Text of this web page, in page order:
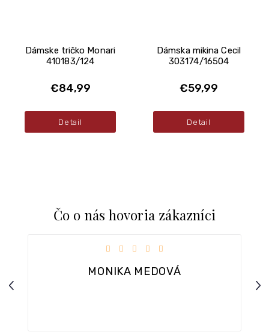
Dámske tričko Monari
410183/124
€84,99
Detail
Dámska mikina Cecil
303174/16504
€59,99
Detail
Čo o nás hovoria zákazníci
Previous
MONIKA MEDOVÁ
Hodnotenie obchodu je 5 z 5 hviezdičiek.